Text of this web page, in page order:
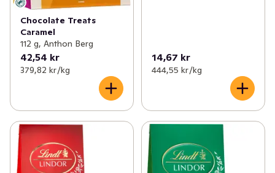
Chocolate Treats
Caramel
112 g, Anthon Berg
42,54 kr
379,82 kr /kg
14,67 kr
444,55 kr /kg